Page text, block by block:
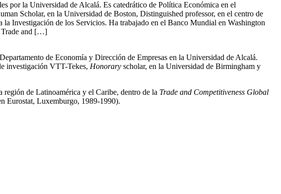
por la Universidad de Alcalá. Es catedrático de Política Económica en el
Scholar, en la Universidad de Boston, Distinguished professor, en el centro de
Investigación de los Servicios. Ha trabajado en el Banco Mundial en Washington
Trade and […]
de Economía y Dirección de Empresas en la Universidad de Alcalá.
investigación VTT-Tekes, Honorary scholar, en la Universidad de Birmingham y
de Latinoamérica y el Caribe, dentro de la Trade and Competitiveness Global
Eurostat, Luxemburgo, 1989-1990).